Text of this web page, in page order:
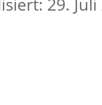
29. Juli